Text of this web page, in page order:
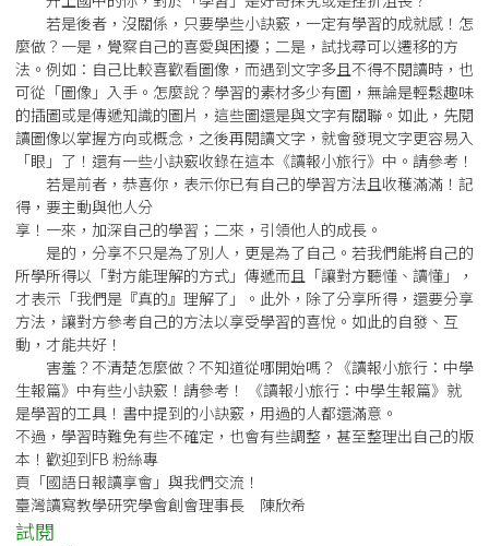
若是後者，沒關係，只要學些小訣竅，一定有學習的成就感！怎
麼做？一是，覺察自己的喜愛與困擾；二是，試找尋可以遷移的方
法。例如：自己比較喜歡看圖像，而遇到文字多且不得不閱讀時，也
可從「圖像」入手。怎麼說？學習的素材多少有圖，無論是輕鬆趣味
的插圖或是傳遞知識的圖片，這些圖還是與文字有關聯。如此，先閱
讀圖像以掌握方向或概念，之後再閱讀文字，就會發現文字更容易入
「眼」了！還有一些小訣竅收錄在這本《讀報小旅行》中。請參考！
若是前者，恭喜你，表示你已有自己的學習方法且收穫滿滿！記
得，要主動與他人分
享！一來，加深自己的學習；二來，引領他人的成長。
是的，分享不只是為了別人，更是為了自己。若我們能將自己的
所學所得以「對方能理解的方式」傳遞而且「讓對方聽懂、讀懂」，
才表示「我們是『真的』理解了」。此外，除了分享所得，還要分享
方法，讓對方參考自己的方法以享受學習的喜悅。如此的自發、互
動，才能共好！
害羞？不清楚怎麼做？不知道從哪開始嗎？《讀報小旅行：中學
生報篇》中有些小訣竅！請參考！ 《讀報小旅行：中學生報篇》就
是學習的工具！書中提到的小訣竅，用過的人都還滿意。
不過，學習時難免有些不確定，也會有些調整，甚至整理出自己的版
本！歡迎到FB 粉絲專
頁「國語日報讀享會」與我們交流！
臺灣讀寫教學研究學會創會理事長 陳欣希
試閱